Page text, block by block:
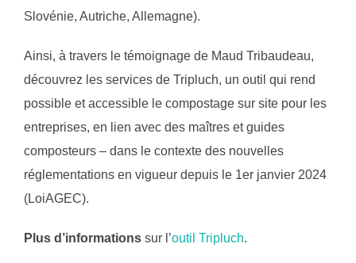
Slovénie, Autriche, Allemagne).
Ainsi, à travers le témoignage de Maud Tribaudeau,
découvrez les services de Tripluch, un outil qui rend
possible et accessible le compostage sur site pour les
entreprises, en lien avec des maîtres et guides
composteurs – dans le contexte des nouvelles
réglementations en vigueur depuis le 1er janvier 2024
(LoiAGEC).
Plus d’informations sur l’outil Tripluch.